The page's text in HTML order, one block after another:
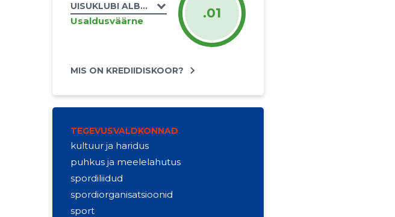
UISUKLUBI ALBE MTÜ
Usaldusväärne .01
MIS ON KREDIIDISKOOR?
TEGEVUSVALDKONNAD
kultuur ja haridus
puhkus ja meelelahutus
spordiliidud
spordiorganisatsioonid
sport